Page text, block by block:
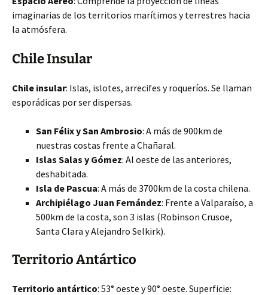
imaginarias de los territorios marítimos y terrestres hacia
la atmósfera.
Chile Insular
Chile insular: Islas, islotes, arrecifes y roqueríos. Se llaman
esporádicas por ser dispersas.
San Félix y San Ambrosio: A más de 900km de
nuestras costas frente a Chañaral.
Islas Salas y Gómez: Al oeste de las anteriores,
deshabitada.
Isla de Pascua: A más de 3700km de la costa chilena.
Archipiélago Juan Fernández: Frente a Valparaíso, a
500km de la costa, son 3 islas (Robinson Crusoe,
Santa Clara y Alejandro Selkirk).
Territorio Antártico
Territorio antártico: 53° oeste y 90° oeste. Superficie: